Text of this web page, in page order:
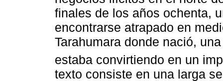
finales de los años ochenta,
encontrarse atrapado en
Tarahumara donde nació,
estaba convirtiendo en un
texto consiste en una larga